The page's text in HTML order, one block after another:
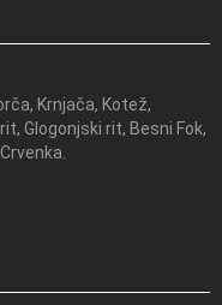
Krnjača, Kotež,
Glogonjski rit, Besni Fok,